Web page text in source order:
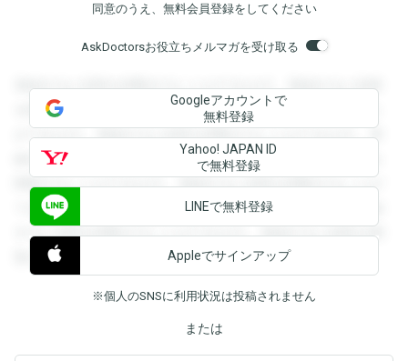
同意のうえ、無料会員登録をしてください
AskDoctorsお役立ちメルマガを受け取る
登録すると回答を閲覧することができます。登録すると回答
を閲覧することができます。登録すると回答を閲覧すること
ができます。登録すると回答を閲覧することができます。登
録すると回答を閲覧することができます。登録すると回答を
閲覧することができます。登録すると回答を閲覧することが
できます。登録すると回答を閲覧することができます。登録
すると回答を閲覧することができます。登録すると回答を閲
覧することができます。
Googleアカウントで
無料登録
Yahoo! JAPAN ID
で無料登録
LINEで無料登録
Appleでサインアップ
※個人のSNSに利用状況は投稿されません
または